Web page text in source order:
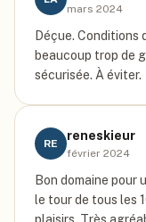
mars 2024
Déçue. Conditions
beaucoup trop de
sécurisée. À éviter.
RE
reneskieur
février 2024
Bon domaine pour
le tour de tous les